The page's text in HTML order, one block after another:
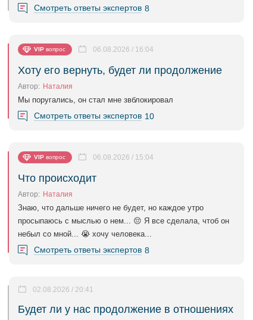
Смотреть ответы экспертов 8
VIP вопрос
Хоту его вернуть, будет ли продолжение
06.08.2026 / 16:04
Автор: Наталия
Мы поругались, он стал мне звблокировал
Смотреть ответы экспертов 10
VIP вопрос
Что происходит
06.08.2026 / 15:04
Автор: Наталия
Знаю, что дальше ничего не будет, но каждое утро
просыпаюсь с мыслью о нем... 😔 Я все сделала, чтоб он
небыл со мной... 😭 хочу человека...
Смотреть ответы экспертов 8
Будет ли у нас продолжение в отношениях
02.08.2026 / 20:41